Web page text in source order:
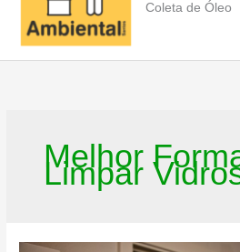
Coleta de Óleo
Melhor
Limpar